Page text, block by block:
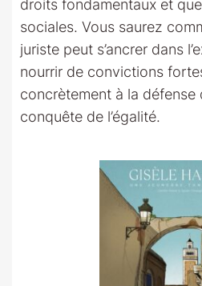
droits fondamentaux et
sociales. Vous saurez
juriste peut s’ancrer dans
nourrir de convictions
concrètement à la défense
conquête de l’égalité.